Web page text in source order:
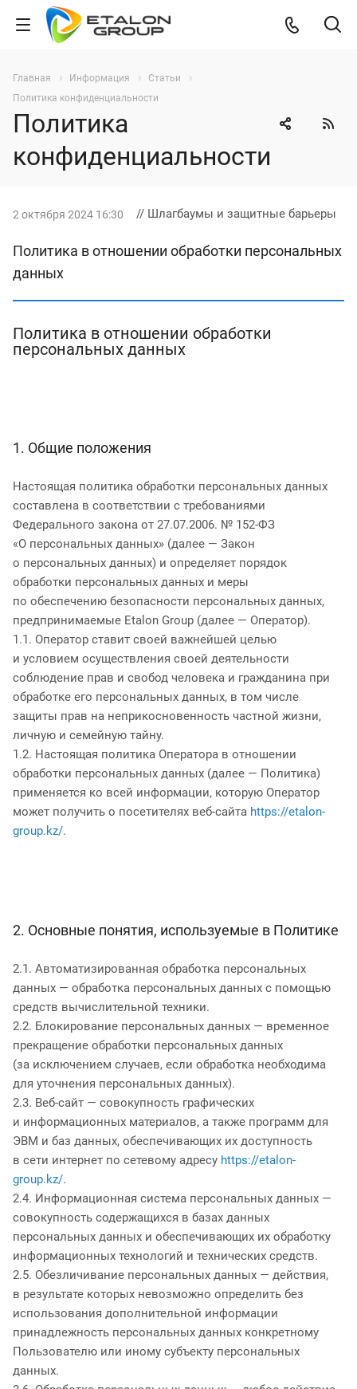
Главная Информация
Статьи
Политика конфиденциальности
Политика
конфиденциальности
2 октября 2024 16:30 // Шлагбаумы и защитные барьеры
Политика в отношении обработки персональных
данных
Политика в отношении обработки
персональных данных
1. Общие положения
Настоящая политика обработки персональных данных
составлена в соответствии с требованиями
Федерального закона от 27.07.2006. № 152-ФЗ
«О персональных данных» (далее — Закон
о персональных данных) и определяет порядок
обработки персональных данных и меры
по обеспечению безопасности персональных данных,
предпринимаемые Etalon Group (далее — Оператор).
1.1. Оператор ставит своей важнейшей целью
и условием осуществления своей деятельности
соблюдение прав и свобод человека и гражданина при
обработке его персональных данных, в том числе
защиты прав на неприкосновенность частной жизни,
личную и семейную тайну.
1.2. Настоящая политика Оператора в отношении
обработки персональных данных (далее — Политика)
применяется ко всей информации, которую Оператор
может получить о посетителях веб-сайта https://etalon-
group.kz/.
2. Основные понятия, используемые в Политике
2.1. Автоматизированная обработка персональных
данных — обработка персональных данных с помощью
средств вычислительной техники.
2.2. Блокирование персональных данных — временное
прекращение обработки персональных данных
(за исключением случаев, если обработка необходима
для уточнения персональных данных).
2.3. Веб-сайт — совокупность графических
и информационных материалов, а также программ для
ЭВМ и баз данных, обеспечивающих их доступность
в сети интернет по сетевому адресу https://etalon-
group.kz/.
2.4. Информационная система персональных данных —
совокупность содержащихся в базах данных
персональных данных и обеспечивающих их обработку
информационных технологий и технических средств.
2.5. Обезличивание персональных данных — действия,
в результате которых невозможно определить без
использования дополнительной информации
принадлежность персональных данных конкретному
Пользователю или иному субъекту персональных
данных.